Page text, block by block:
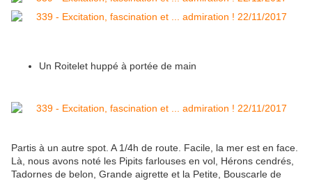
Un Roitelet huppé à portée de main
Partis à un autre spot. A 1/4h de route. Facile, la mer est en face.
Là, nous avons noté les Pipits farlouses en vol, Hérons cendrés,
Tadornes de belon, Grande aigrette et la Petite, Bouscarle de